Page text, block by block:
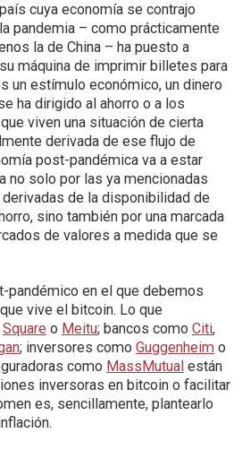
cuya economía se contrajo
pandemia – como prácticamente
la de China – ha puesto a
máquina de imprimir billetes para
un estímulo económico, un dinero
ha dirigido al ahorro o a los
viven una situación de cierta
derivada de ese flujo de
post-pandémica va a estar
no solo por las ya mencionadas
derivadas de la disponibilidad de
sino también por una marcada
de valores a medida que se
pandémico en el que debemos
vive el bitcoin. Lo que
Square o Meitu; bancos como Citi,
; inversores como Guggenheim o
como MassMutual están
inversoras en bitcoin o facilitar
es, sencillamente, plantearlo